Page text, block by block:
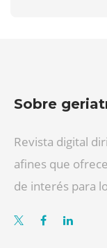
Sobre
Revista digital
afines que
de interés para